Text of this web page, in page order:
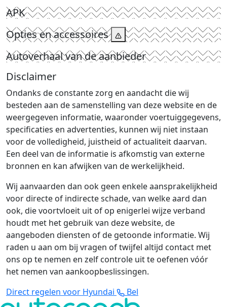
APK
Opties en accessoires
Autoverhaal van de aanbieder
Disclaimer
Ondanks de constante zorg en aandacht die wij
besteden aan de samenstelling van deze website en de
weergegeven informatie, waaronder voertuiggegevens,
specificaties en advertenties, kunnen wij niet instaan
voor de volledigheid, juistheid of actualiteit daarvan.
Een deel van de informatie is afkomstig van externe
bronnen en kan afwijken van de werkelijkheid.
Wij aanvaarden dan ook geen enkele aansprakelijkheid
voor directe of indirecte schade, van welke aard dan
ook, die voortvloeit uit of op enigerlei wijze verband
houdt met het gebruik van deze website, de
aangeboden diensten of de getoonde informatie. Wij
raden u aan om bij vragen of twijfel altijd contact met
ons op te nemen en zelf controle uit te oefenen vóór
het nemen van aankoopbeslissingen.
Direct regelen voor Hyundai
Bel